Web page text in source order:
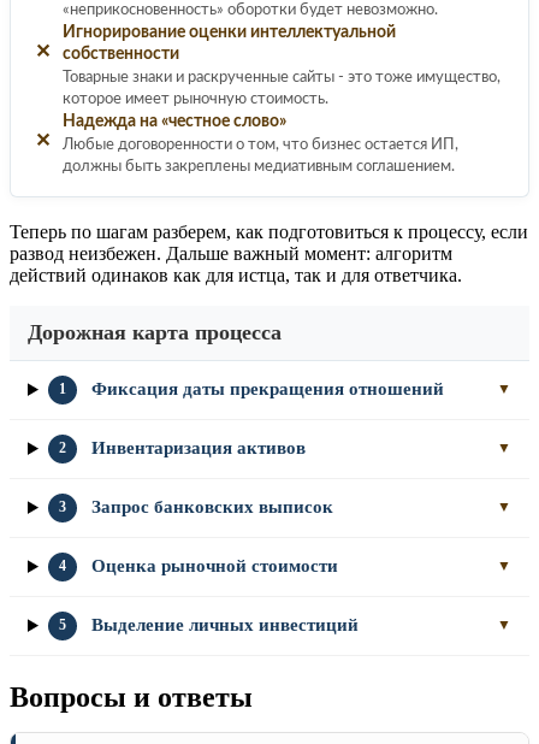
«неприкосновенность» оборотки будет невозможно.
✕
Игнорирование оценки интеллектуальной
собственности
Товарные знаки и раскрученные сайты - это тоже имущество,
которое имеет рыночную стоимость.
✕
Надежда на «честное слово»
Любые договоренности о том, что бизнес остается ИП,
должны быть закреплены медиативным соглашением.
Теперь по шагам разберем, как подготовиться к процессу, если
развод неизбежен. Дальше важный момент: алгоритм
действий одинаков как для истца, так и для ответчика.
Дорожная карта процесса
1 Фиксация даты прекращения отношений ▼
2 Инвентаризация активов ▼
3 Запрос банковских выписок ▼
4 Оценка рыночной стоимости ▼
5 Выделение личных инвестиций ▼
Вопросы и ответы